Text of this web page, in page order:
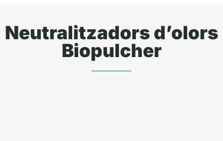
Neutralitzadors d’olors
Biopulcher